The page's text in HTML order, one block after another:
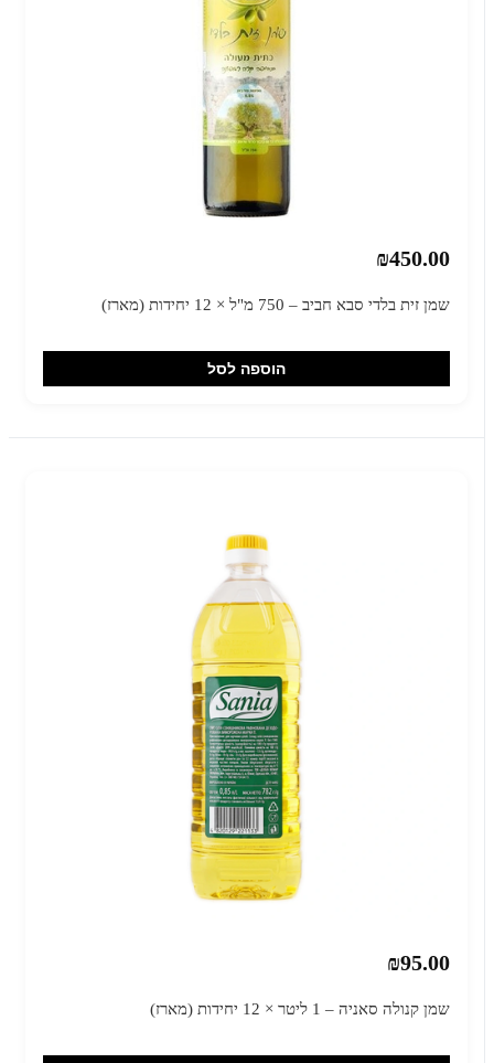
₪450.00
שמן זית בלדי סבא חביב – 750 מ"ל × 12 יחידות (מארז)
הוספה לסל
₪95.00
שמן קנולה סאניה – 1 ליטר × 12 יחידות (מארז)